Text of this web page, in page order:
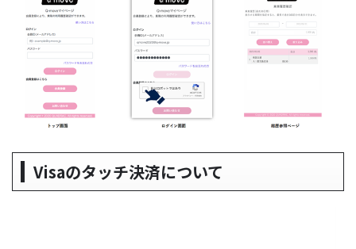
Visaのタッチ決済について